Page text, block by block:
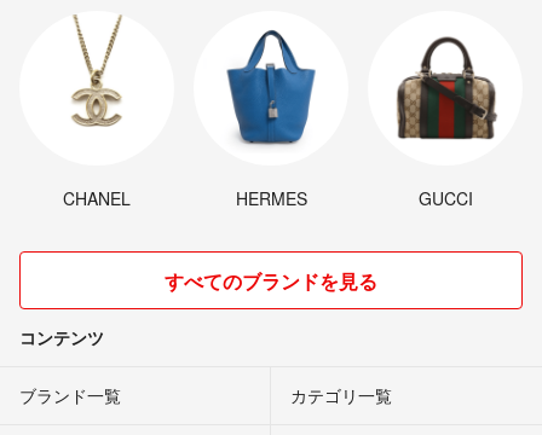
CHANEL HERMES GUCCI
すべてのブランドを見る
コンテンツ
ブランド一覧 カテゴリ一覧